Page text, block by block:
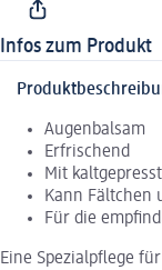
Infos zum Produkt
Augenbalsam
Erfrischend
Mit
Kann Fältchen
Für die
Eine Spezialpflege